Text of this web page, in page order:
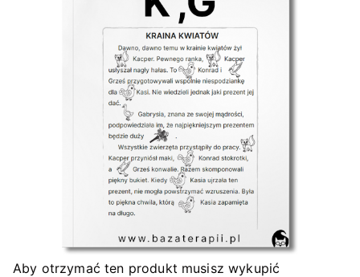
Aby otrzymać ten produkt musisz wykupić